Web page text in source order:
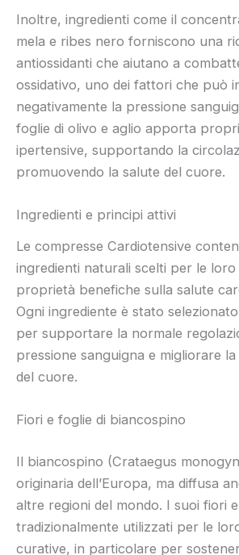
Inoltre, ingredienti come il
mela e ribes nero forniscono una
antiossidanti che aiutano a
ossidativo, uno dei fattori che può
negativamente la pressione
foglie di olivo e aglio apporta
ipertensive, supportando la
promuovendo la salute del cuore.
Ingredienti e principi attivi
Le compresse Cardiotensive
ingredienti naturali scelti per le
proprietà benefiche sulla salute
Ogni ingrediente è stato
per supportare la normale
pressione sanguigna e migliorare
del cuore.
Fiori e foglie di biancospino
Il biancospino (Crataegus
originaria dell’Europa, ma diffusa
altre regioni del mondo. I suoi fiori
tradizionalmente utilizzati per le
curative, in particolare per